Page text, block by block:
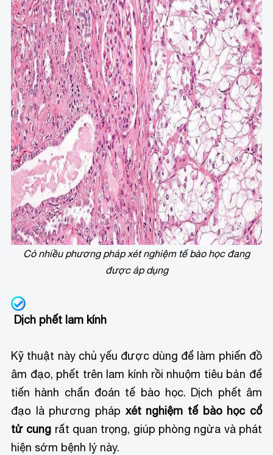
Có nhiều phương pháp xét nghiệm tế bào học đang
được áp dụng
Dịch phết lam kính
Kỹ thuật này chủ yếu được dùng để làm phiến đồ
âm đạo, phết trên lam kính rồi nhuộm tiêu bản để
tiến hành chẩn đoán tế bào học. Dịch phết âm
đạo là phương pháp xét nghiệm tế bào học cổ
tử cung rất quan trọng, giúp phòng ngừa và phát
hiện sớm bệnh lý này.